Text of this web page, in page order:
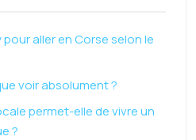
aller en Corse selon le
voir absolument ?
permet-elle de vivre un
?